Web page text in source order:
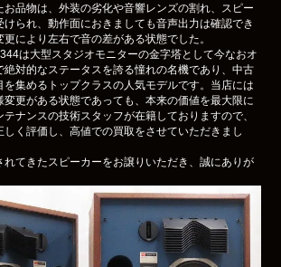
お品物は、外装の劣化や音響レンズの割れ、スピー
けられ、動作面におきましても音声出力は確認でき
により左右で音の差がある状態でした。
は大型スタジオモニターの金字塔として今なおオ
絶対的なステータスを誇る憧れの名機であり、中古
を集めるトップクラスの人気モデルです。当店には
変更がある状態であっても、本来の価値を最大限に
ナンスの技術スタッフが在籍しておりますので、
しく評価し、高値での買取をさせていただきまし
れてきたスピーカーをお譲りいただき、誠にありが